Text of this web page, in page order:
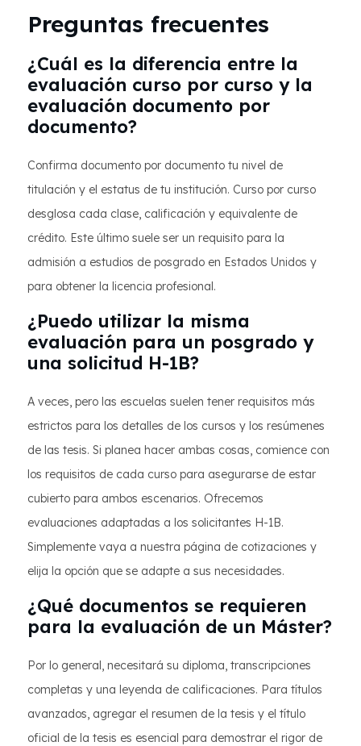
Preguntas frecuentes
¿Cuál es la diferencia entre la
evaluación curso por curso y la
evaluación documento por
documento?
Confirma documento por documento tu nivel de
titulación y el estatus de tu institución. Curso por curso
desglosa cada clase, calificación y equivalente de
crédito. Este último suele ser un requisito para la
admisión a estudios de posgrado en Estados Unidos y
para obtener la licencia profesional.
¿Puedo utilizar la misma
evaluación para un posgrado y
una solicitud H-1B?
A veces, pero las escuelas suelen tener requisitos más
estrictos para los detalles de los cursos y los resúmenes
de las tesis. Si planea hacer ambas cosas, comience con
los requisitos de cada curso para asegurarse de estar
cubierto para ambos escenarios. Ofrecemos
evaluaciones adaptadas a los solicitantes H-1B.
Simplemente vaya a nuestra página de cotizaciones y
elija la opción que se adapte a sus necesidades.
¿Qué documentos se requieren
para la evaluación de un Máster?
Por lo general, necesitará su diploma, transcripciones
completas y una leyenda de calificaciones. Para títulos
avanzados, agregar el resumen de la tesis y el título
oficial de la tesis es esencial para demostrar el rigor de